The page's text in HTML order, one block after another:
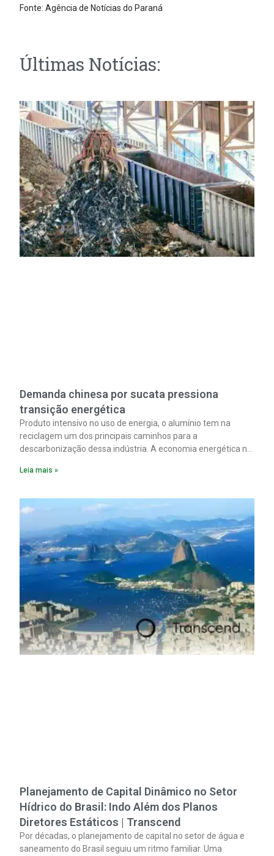
Fonte: Agência de Notícias do Paraná
Últimas Notícias:
Demanda chinesa por sucata pressiona
transição energética
Produto intensivo no uso de energia, o alumínio tem na
reciclagem um dos principais caminhos para a
descarbonização dessa indústria. A economia energética na
material. A produção de um alumínio mais limpo, no entanto,
insumo, a sucata, devido, sobretudo, ao interesse chinês
pela matéria-prima.
Leia mais »
Planejamento de Capital Dinâmico no Setor
Hídrico do Brasil: Indo Além dos Planos
Diretores Estáticos | Transcend
Por décadas, o planejamento de capital no setor de água e
saneamento do Brasil seguiu um ritmo familiar. Uma